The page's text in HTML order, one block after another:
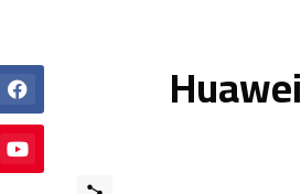
مواصفات و مميزات هواوي نوفا Huawei